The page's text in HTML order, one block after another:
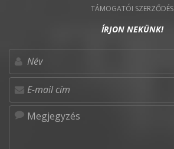
TÁMOGATÓI SZERZŐDÉS
ÍRJON NEKÜNK!